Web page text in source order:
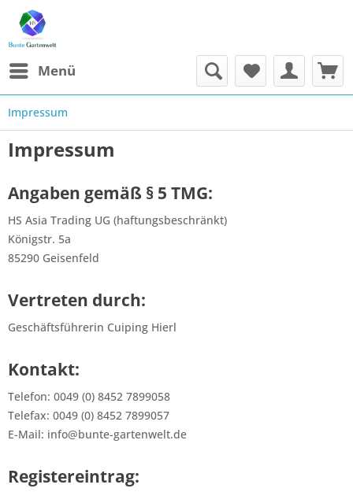
Menü
Impressum
Impressum
Angaben gemäß § 5 TMG:
HS Asia Trading UG (haftungsbeschränkt)
Königstr. 5a
85290 Geisenfeld
Vertreten durch:
Geschäftsführerin Cuiping Hierl
Kontakt:
Telefon: 0049 (0) 8452 7899058
Telefax: 0049 (0) 8452 7899057
E-Mail: info@bunte-gartenwelt.de
Registereintrag: